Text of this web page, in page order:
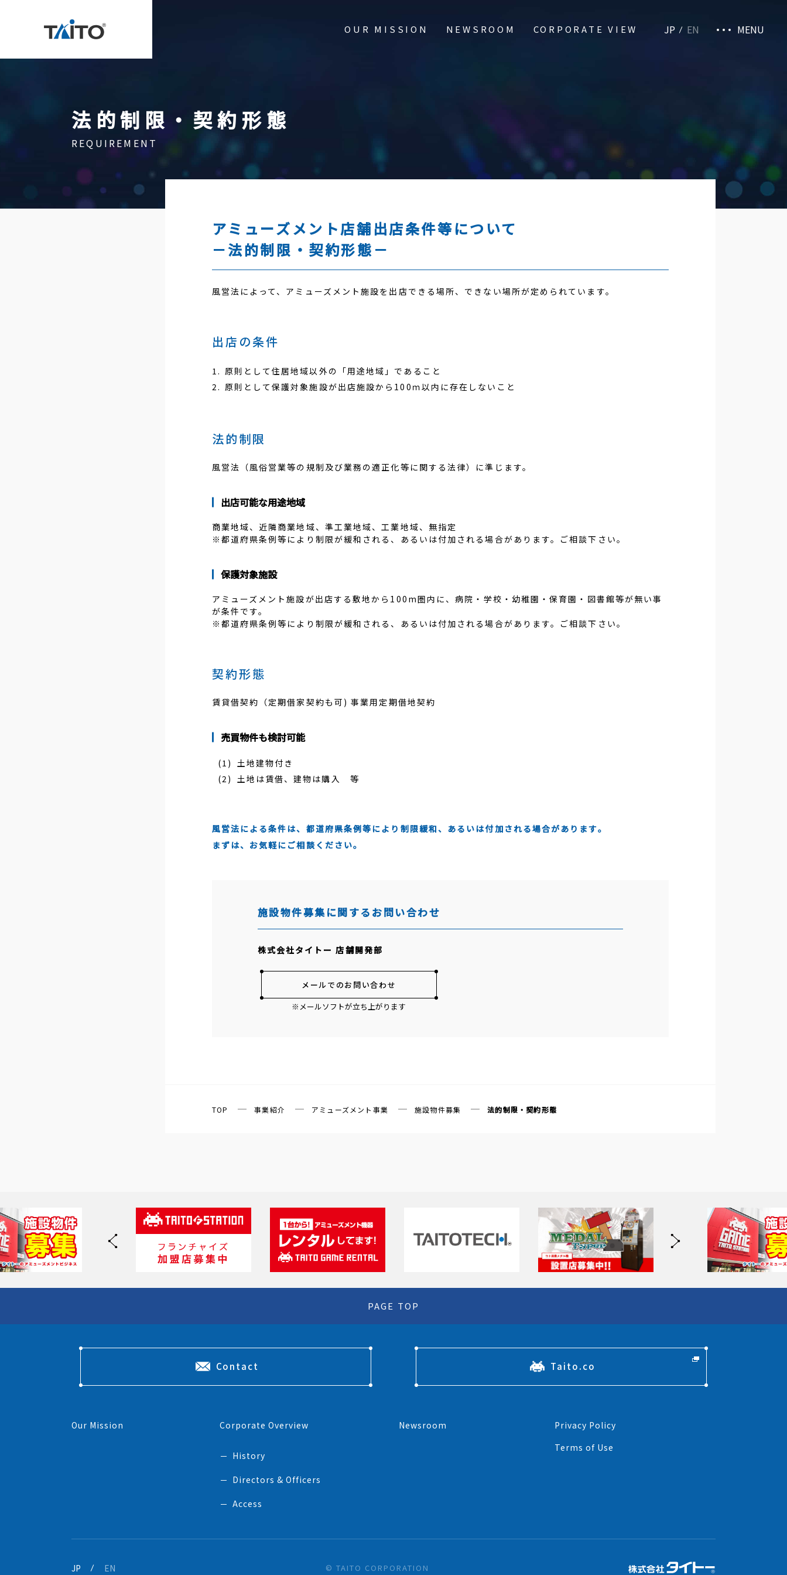
OUR MISSION NEWSROOM CORPORATE VIEW JP EN MENU
Contact
Our Mission Corporate Overview
Directors & Officers
Access
Newsroom
Privacy Policy
法的制限・契約形態
REQUIREMENT
アミューズメント店舗出店条件等について
－法的制限・契約形態－
風営法によって、アミューズメント施設を出店できる場所、できない場所が定められています。
出店の条件
原則として住居地域以外の「用途地域」であること
原則として保護対象施設が出店施設から100ｍ以内に存在しないこと
法的制限
風営法（風俗営業等の規制及び業務の適正化等に関する法律）に準じます。
出店可能な用途地域
商業地域、近隣商業地域、準工業地域、工業地域、無指定
※都道府県条例等により制限が緩和される、あるいは付加される場合があります。ご相談下さい。
保護対象施設
アミューズメント施設が出店する敷地から100m圏内に、病院・学校・幼稚園・保育園・図書館等が無い事
が条件です。
※都道府県条例等により制限が緩和される、あるいは付加される場合があります。ご相談下さい。
契約形態
賃貸借契約（定期借家契約も可) 事業用定期借地契約
売買物件も検討可能
土地建物付き
土地は賃借、建物は購入 等
風営法による条件は、都道府県条例等により制限緩和、あるいは付加される場合があります。
まずは、お気軽にご相談ください。
施設物件募集に関するお問い合わせ
株式会社タイトー 店舗開発部
メールでのお問い合わせ
※メールソフトが立ち上がります
TOP 事業紹介 アミューズメント事業 施設物件募集 法的制限・契約形態
PAGE TOP
Contact Taito.co
Our Mission Corporate Overview
History
Directors & Officers
Access
Newsroom
Privacy Policy
Terms of Use
JP EN © TAITO CORPORATION